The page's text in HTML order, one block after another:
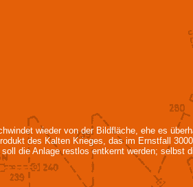
wieder von der Bildfläche, ehe es
des Kalten Krieges, das im Ernstfall
die Anlage restlos entkernt werden; selbst